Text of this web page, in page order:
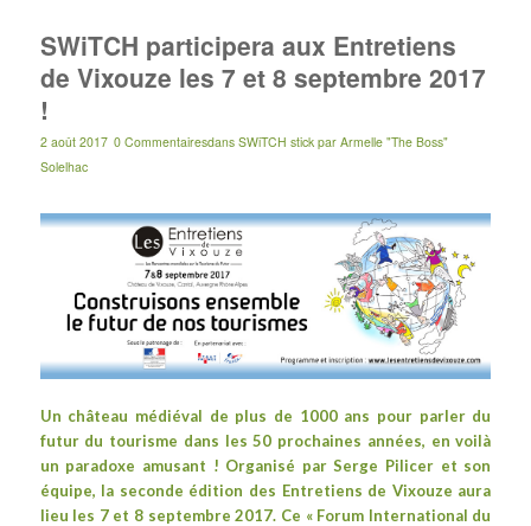
SWiTCH participera aux Entretiens
de Vixouze les 7 et 8 septembre 2017
!
2 août 2017 0 Commentairesdans SWiTCH stick par Armelle "The Boss"
Solelhac
Un château médiéval de plus de 1000 ans pour parler du
futur du tourisme dans les 50 prochaines années, en voilà
un paradoxe amusant ! Organisé parSerge Pilicer et son
équipe, la seconde édition des Entretiens de Vixouze aura
lieu les 7 et 8 septembre 2017. Ce « Forum International du